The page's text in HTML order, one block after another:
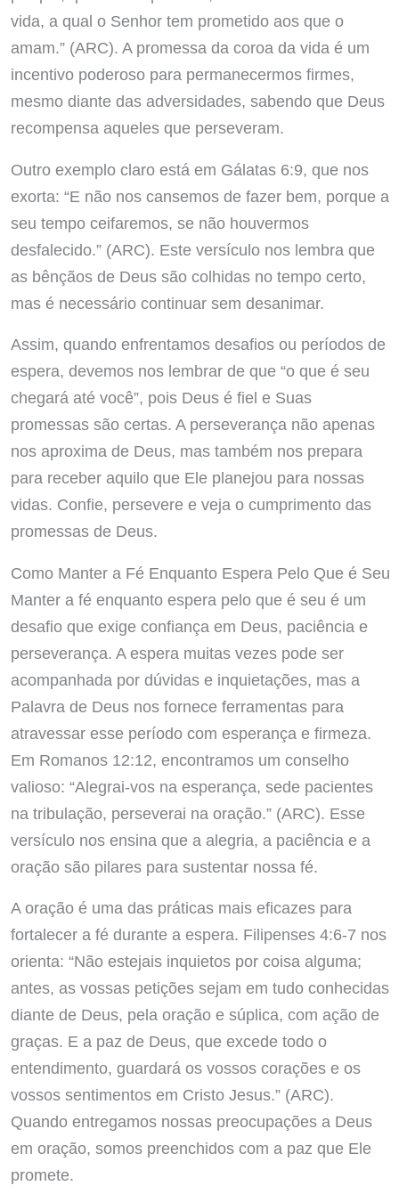
vida, a qual o Senhor tem prometido aos que o
amam.” (ARC). A promessa da coroa da vida é um
incentivo poderoso para permanecermos firmes,
mesmo diante das adversidades, sabendo que Deus
recompensa aqueles que perseveram.
Outro exemplo claro está em Gálatas 6:9, que nos
exorta: “E não nos cansemos de fazer bem, porque a
seu tempo ceifaremos, se não houvermos
desfalecido.” (ARC). Este versículo nos lembra que
as bênçãos de Deus são colhidas no tempo certo,
mas é necessário continuar sem desanimar.
Assim, quando enfrentamos desafios ou períodos de
espera, devemos nos lembrar de que “o que é seu
chegará até você”, pois Deus é fiel e Suas
promessas são certas. A perseverança não apenas
nos aproxima de Deus, mas também nos prepara
para receber aquilo que Ele planejou para nossas
vidas. Confie, persevere e veja o cumprimento das
promessas de Deus.
Como Manter a Fé Enquanto Espera Pelo Que é Seu
Manter a fé enquanto espera pelo que é seu é um
desafio que exige confiança em Deus, paciência e
perseverança. A espera muitas vezes pode ser
acompanhada por dúvidas e inquietações, mas a
Palavra de Deus nos fornece ferramentas para
atravessar esse período com esperança e firmeza.
Em Romanos 12:12, encontramos um conselho
valioso: “Alegrai-vos na esperança, sede pacientes
na tribulação, perseverai na oração.” (ARC). Esse
versículo nos ensina que a alegria, a paciência e a
oração são pilares para sustentar nossa fé.
A oração é uma das práticas mais eficazes para
fortalecer a fé durante a espera. Filipenses 4:6-7 nos
orienta: “Não estejais inquietos por coisa alguma;
antes, as vossas petições sejam em tudo conhecidas
diante de Deus, pela oração e súplica, com ação de
graças. E a paz de Deus, que excede todo o
entendimento, guardará os vossos corações e os
vossos sentimentos em Cristo Jesus.” (ARC).
Quando entregamos nossas preocupações a Deus
em oração, somos preenchidos com a paz que Ele
promete.